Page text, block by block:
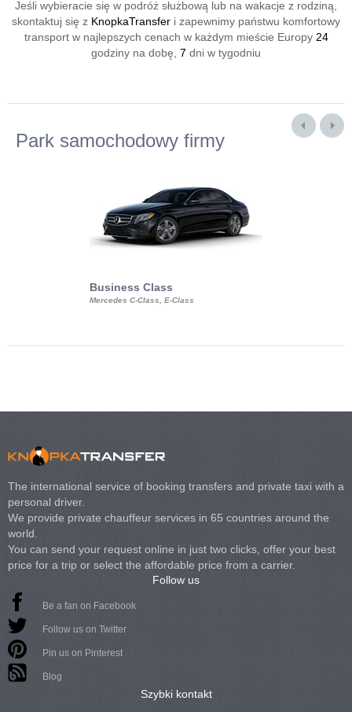
Jeśli wybieracie się w podróż służbową lub na wakacje z rodziną,
skontaktuj się z KnopkaTransfer i zapewnimy państwu komfortowy
transport w najlepszych cenach w każdym mieście Europy 24
godziny na dobę, 7 dni w tygodniu
Park samochodowy firmy
Business Class
Mercedes C-Class, E-Class
The international service of booking transfers and private taxi with a
personal driver.
We provide private chauffeur services in 65 countries around the
world.
You can send your request online in just two clicks, offer your best
price for a trip or select the affordable price from a carrier.
Follow us
Be a fan on Facebook
Follow us on Twitter
Pin us on Pinterest
Blog
Szybki kontakt